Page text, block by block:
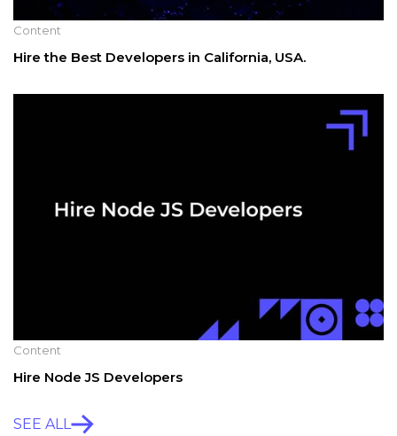
Content
Hire the Best Developers in California, USA.
Content
Hire Node JS Developers
SEE ALL